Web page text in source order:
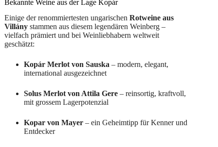
Bekannte Weine aus der Lage Kopár
Einige der renommiertesten ungarischen Rotweine aus
Villánystammen aus diesem legendären Weinberg –
vielfach prämiert und bei Weinliebhabern weltweit
geschätzt:
Kopár Merlot von Sauska – modern, elegant,
international ausgezeichnet
Solus Merlot von Attila Gere– reinsortig, kraftvoll,
mit grossem Lagerpotenzial
Kopar von Mayer– ein Geheimtipp für Kenner und
Entdecker